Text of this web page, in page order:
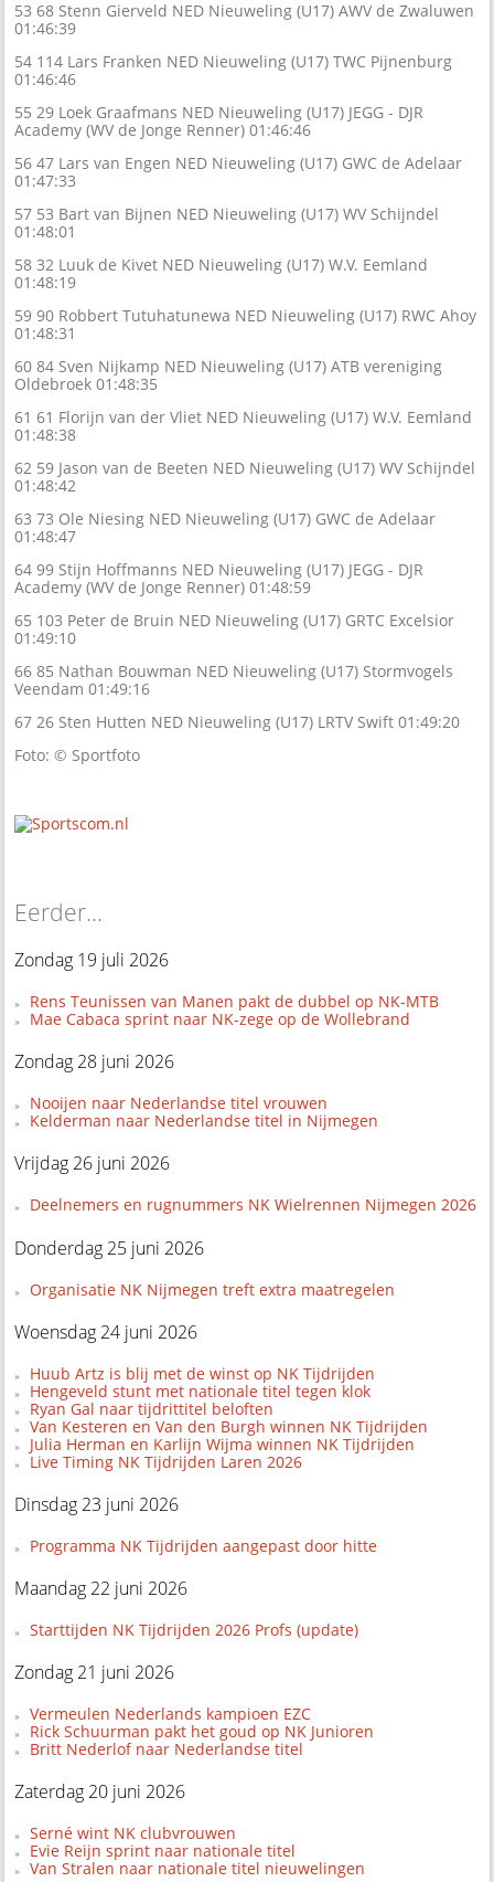
53 68 Stenn Gierveld NED Nieuweling (U17) AWV de Zwaluwen
01:46:39
54 114 Lars Franken NED Nieuweling (U17) TWC Pijnenburg
01:46:46
55 29 Loek Graafmans NED Nieuweling (U17) JEGG - DJR
Academy (WV de Jonge Renner) 01:46:46
56 47 Lars van Engen NED Nieuweling (U17) GWC de Adelaar
01:47:33
57 53 Bart van Bijnen NED Nieuweling (U17) WV Schijndel
01:48:01
58 32 Luuk de Kivet NED Nieuweling (U17) W.V. Eemland
01:48:19
59 90 Robbert Tutuhatunewa NED Nieuweling (U17) RWC Ahoy
01:48:31
60 84 Sven Nijkamp NED Nieuweling (U17) ATB vereniging
Oldebroek 01:48:35
61 61 Florijn van der Vliet NED Nieuweling (U17) W.V. Eemland
01:48:38
62 59 Jason van de Beeten NED Nieuweling (U17) WV Schijndel
01:48:42
63 73 Ole Niesing NED Nieuweling (U17) GWC de Adelaar
01:48:47
64 99 Stijn Hoffmanns NED Nieuweling (U17) JEGG - DJR
Academy (WV de Jonge Renner) 01:48:59
65 103 Peter de Bruin NED Nieuweling (U17) GRTC Excelsior
01:49:10
66 85 Nathan Bouwman NED Nieuweling (U17) Stormvogels
Veendam 01:49:16
67 26 Sten Hutten NED Nieuweling (U17) LRTV Swift 01:49:20
Foto: © Sportfoto
Eerder...
Zondag 19 juli 2026
Rens Teunissen van Manen pakt de dubbel op NK-MTB
Mae Cabaca sprint naar NK-zege op de Wollebrand
Zondag 28 juni 2026
Nooijen naar Nederlandse titel vrouwen
Kelderman naar Nederlandse titel in Nijmegen
Vrijdag 26 juni 2026
Deelnemers en rugnummers NK Wielrennen Nijmegen 2026
Donderdag 25 juni 2026
Organisatie NK Nijmegen treft extra maatregelen
Woensdag 24 juni 2026
Huub Artz is blij met de winst op NK Tijdrijden
Hengeveld stunt met nationale titel tegen klok
Ryan Gal naar tijdrittitel beloften
Van Kesteren en Van den Burgh winnen NK Tijdrijden
Julia Herman en Karlijn Wijma winnen NK Tijdrijden
Live Timing NK Tijdrijden Laren 2026
Dinsdag 23 juni 2026
Programma NK Tijdrijden aangepast door hitte
Maandag 22 juni 2026
Starttijden NK Tijdrijden 2026 Profs (update)
Zondag 21 juni 2026
Vermeulen Nederlands kampioen EZC
Rick Schuurman pakt het goud op NK Junioren
Britt Nederlof naar Nederlandse titel
Zaterdag 20 juni 2026
Serné wint NK clubvrouwen
Evie Reijn sprint naar nationale titel
Van Stralen naar nationale titel nieuwelingen